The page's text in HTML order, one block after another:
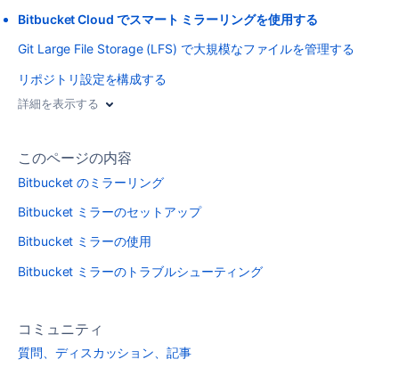
Bitbucket Cloud でスマート ミラーリングを使用する
Git Large File Storage (LFS) で大規模なファイルを管理する
リポジトリ設定を構成する
詳細を表示する
このページの内容
Bitbucket のミラーリング
Bitbucket ミラーのセットアップ
Bitbucket ミラーの使用
Bitbucket ミラーのトラブルシューティング
コミュニティ
質問、ディスカッション、記事